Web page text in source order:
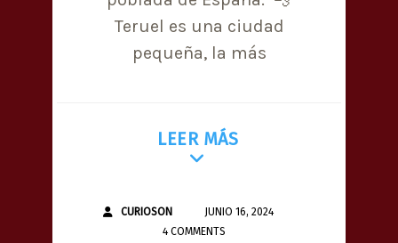
Teruel es una ciudad
pequeña, la más
LEER MÁS
CURIOSON
JUNIO 16, 2024
4 COMMENTS